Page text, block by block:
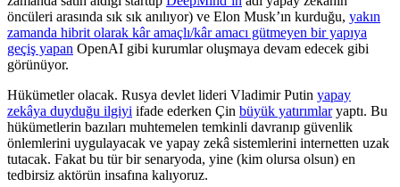
öncüleri arasında sık sık anılıyor) ve Elon Musk’ın kurduğu, yakın
zamanda hibrit olarak kâr amaçlı/kâr amacı gütmeyen bir yapıya
geçiş yapan OpenAI gibi kurumlar oluşmaya devam edecek gibi
görünüyor.
Hükümetler olacak. Rusya devlet lideri Vladimir Putin yapay
zekâya duyduğu ilgiyi ifade ederken Çin büyük yatırımlaryaptı. Bu
hükümetlerin bazıları muhtemelen temkinli davranıp güvenlik
önlemlerini uygulayacak ve yapay zekâ sistemlerini internetten uzak
tutacak. Fakat bu tür bir senaryoda, yine (kim olursa olsun) en
tedbirsiz aktörün insafına kalıyoruz.